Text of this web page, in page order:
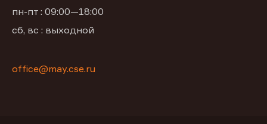
пн-пт : 09:00—18:00
сб, вс : выходной
office@may.cse.ru